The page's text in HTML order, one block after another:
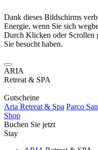
Dank dieses Bildschirms
Energie, wenn Sie sich
Durch Klicken oder Scrollen
Sie besucht haben.
ARIA
Retreat & SPA
Gutscheine
Aria Retreat & Spa Parco
Shop
Buchen Sie jetzt
Stay